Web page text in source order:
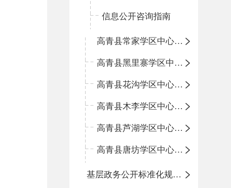
信息公开咨询指南
高青县常家学区中心小学
高青县黑里寨学区中心小学
高青县花沟学区中心小学
高青县木李学区中心小学
高青县芦湖学区中心小学
高青县唐坊学区中心小学
基层政务公开标准化规范化